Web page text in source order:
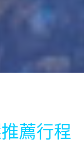
薦行程